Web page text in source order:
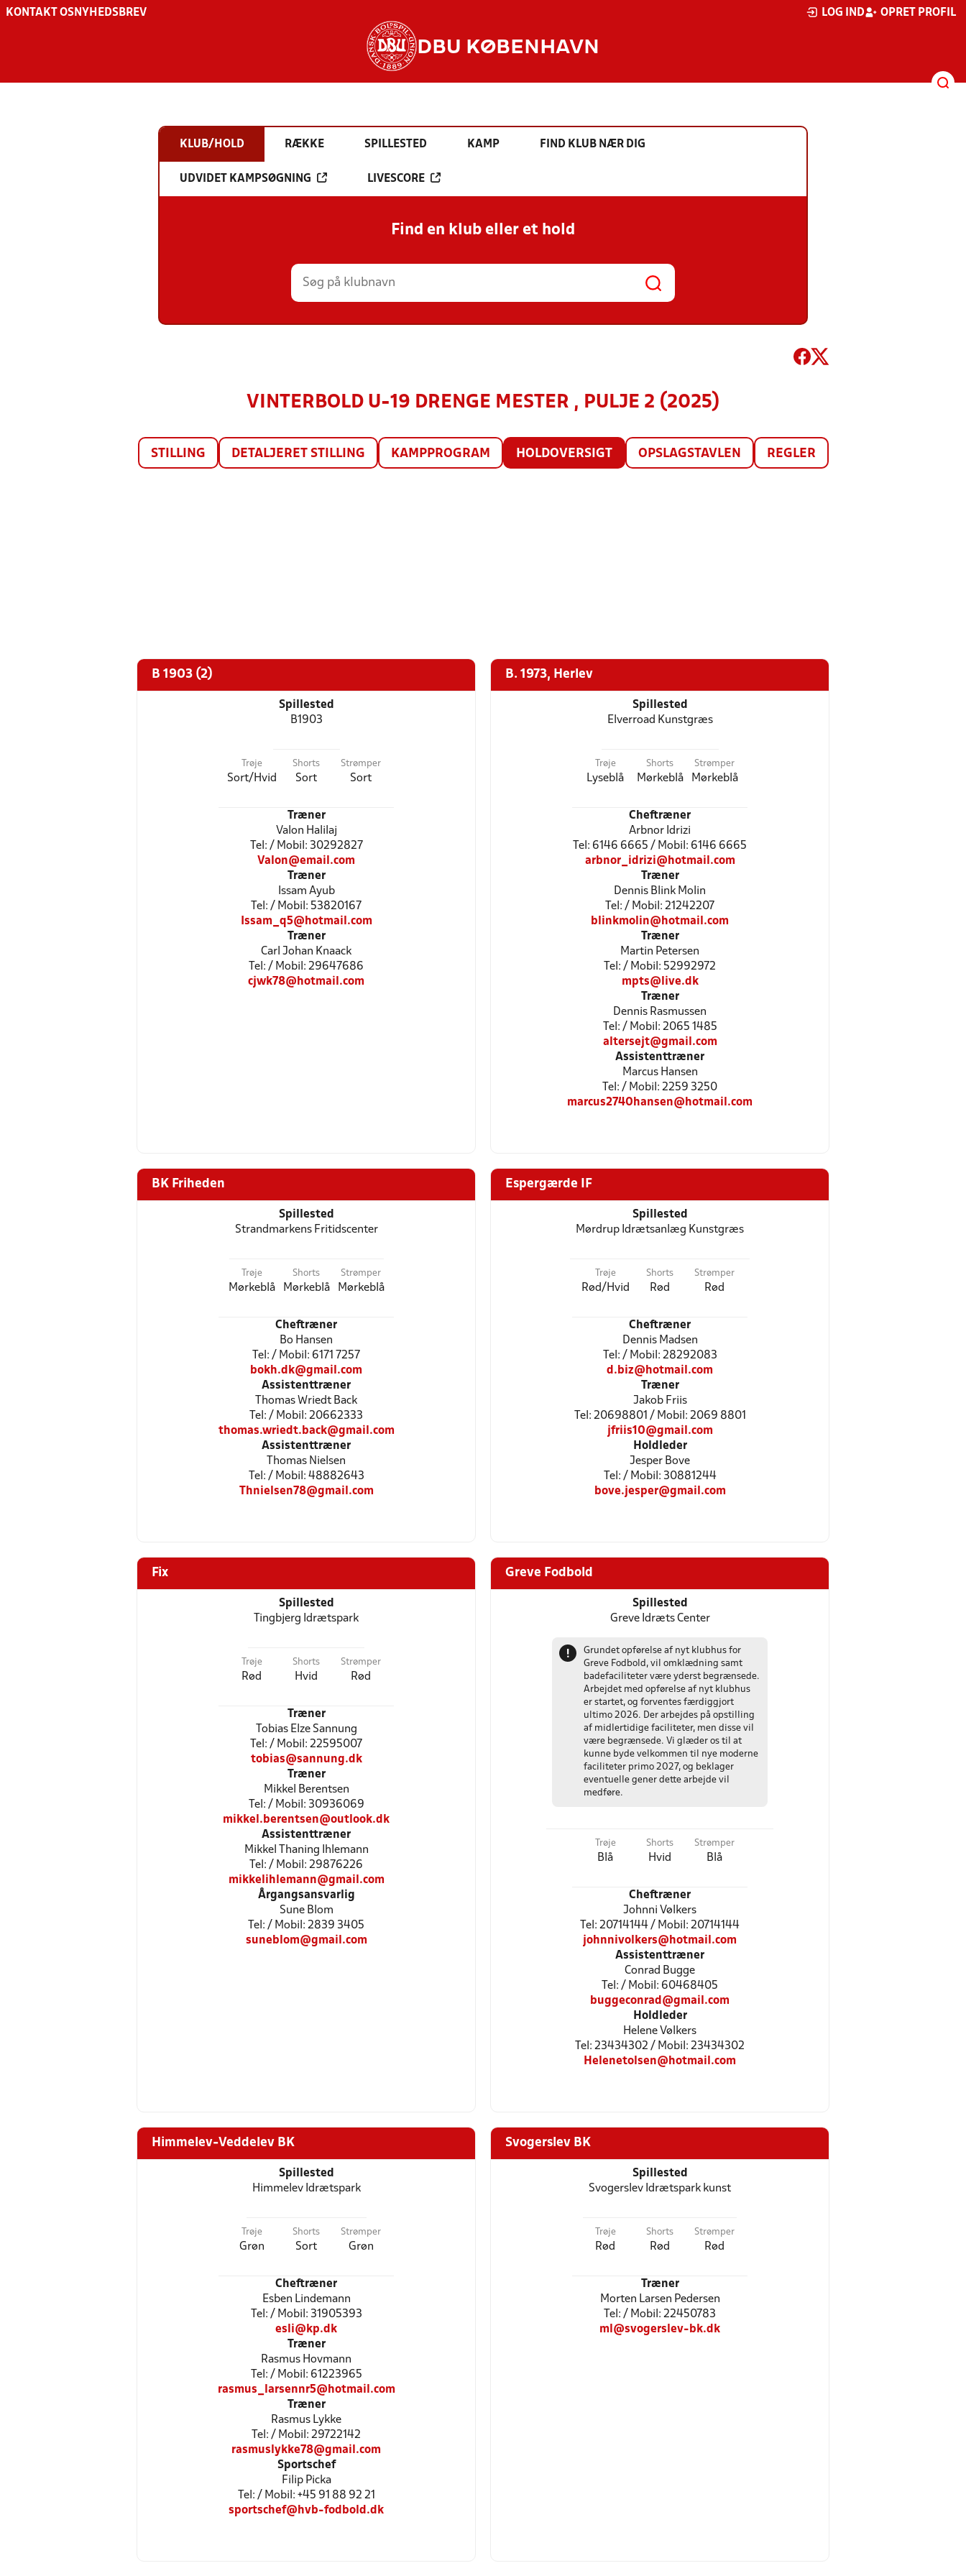
KONTAKT OS NYHEDSBREV LOG IND OPRET PROFIL
DBU KØBENHAVN
KLUB/HOLD RÆKKE SPILLESTED KAMP FIND KLUB NÆR DIG
UDVIDET KAMPSØGNING LIVESCORE
Find en klub eller et hold
VINTERBOLD U-19 DRENGE MESTER , PULJE 2 (2025)
STILLING DETALJERET STILLING KAMPPROGRAM HOLDOVERSIGT OPSLAGSTAVLEN REGLER
B 1903 (2)
Spillested
B1903
Trøje
Sort/Hvid
Shorts
Sort
Strømper
Sort
Træner
Valon Halilaj
Tel: / Mobil: 30292827
Valon@email.com
Træner
Issam Ayub
Tel: / Mobil: 53820167
Issam_q5@hotmail.com
Træner
Carl Johan Knaack
Tel: / Mobil: 29647686
cjwk78@hotmail.com
B. 1973, Herlev
Spillested
Elverroad Kunstgræs
Trøje
Lyseblå
Shorts
Mørkeblå
Strømper
Mørkeblå
Cheftræner
Arbnor Idrizi
Tel: 6146 6665 / Mobil: 6146 6665
arbnor_idrizi@hotmail.com
Træner
Dennis Blink Molin
Tel: / Mobil: 21242207
blinkmolin@hotmail.com
Træner
Martin Petersen
Tel: / Mobil: 52992972
mpts@live.dk
Træner
Dennis Rasmussen
Tel: / Mobil: 2065 1485
altersejt@gmail.com
Assistenttræner
Marcus Hansen
Tel: / Mobil: 2259 3250
marcus2740hansen@hotmail.com
BK Friheden
Spillested
Strandmarkens Fritidscenter
Trøje
Mørkeblå
Shorts
Mørkeblå
Strømper
Mørkeblå
Cheftræner
Bo Hansen
Tel: / Mobil: 6171 7257
bokh.dk@gmail.com
Assistenttræner
Thomas Wriedt Back
Tel: / Mobil: 20662333
thomas.wriedt.back@gmail.com
Assistenttræner
Thomas Nielsen
Tel: / Mobil: 48882643
Thnielsen78@gmail.com
Espergærde IF
Spillested
Mørdrup Idrætsanlæg Kunstgræs
Trøje
Rød/Hvid
Shorts
Rød
Strømper
Rød
Cheftræner
Dennis Madsen
Tel: / Mobil: 28292083
d.biz@hotmail.com
Træner
Jakob Friis
Tel: 20698801 / Mobil: 2069 8801
jfriis10@gmail.com
Holdleder
Jesper Bove
Tel: / Mobil: 30881244
bove.jesper@gmail.com
Fix
Spillested
Tingbjerg Idrætspark
Trøje
Rød
Shorts
Hvid
Strømper
Rød
Træner
Tobias Elze Sannung
Tel: / Mobil: 22595007
tobias@sannung.dk
Træner
Mikkel Berentsen
Tel: / Mobil: 30936069
mikkel.berentsen@outlook.dk
Assistenttræner
Mikkel Thaning Ihlemann
Tel: / Mobil: 29876226
mikkelihlemann@gmail.com
Årgangsansvarlig
Sune Blom
Tel: / Mobil: 2839 3405
suneblom@gmail.com
Greve Fodbold
Spillested
Greve Idræts Center
!
Grundet opførelse af nyt klubhus for
Greve Fodbold, vil omklædning samt
badefaciliteter være yderst begrænsede.
Arbejdet med opførelse af nyt klubhus
er startet, og forventes færdiggjort
ultimo 2026. Der arbejdes på opstilling
af midlertidige faciliteter, men disse vil
være begrænsede. Vi glæder os til at
kunne byde velkommen til nye moderne
faciliteter primo 2027, og beklager
eventuelle gener dette arbejde vil
medføre.
Trøje
Blå
Shorts
Hvid
Strømper
Blå
Cheftræner
Johnni Vølkers
Tel: 20714144 / Mobil: 20714144
johnnivolkers@hotmail.com
Assistenttræner
Conrad Bugge
Tel: / Mobil: 60468405
buggeconrad@gmail.com
Holdleder
Helene Vølkers
Tel: 23434302 / Mobil: 23434302
Helenetolsen@hotmail.com
Himmelev-Veddelev BK
Spillested
Himmelev Idrætspark
Trøje
Grøn
Shorts
Sort
Strømper
Grøn
Cheftræner
Esben Lindemann
Tel: / Mobil: 31905393
esli@kp.dk
Træner
Rasmus Hovmann
Tel: / Mobil: 61223965
rasmus_larsennr5@hotmail.com
Træner
Rasmus Lykke
Tel: / Mobil: 29722142
rasmuslykke78@gmail.com
Sportschef
Filip Picka
Tel: / Mobil: +45 91 88 92 21
sportschef@hvb-fodbold.dk
Svogerslev BK
Spillested
Svogerslev Idrætspark kunst
Trøje
Rød
Shorts
Rød
Strømper
Rød
Træner
Morten Larsen Pedersen
Tel: / Mobil: 22450783
ml@svogerslev-bk.dk